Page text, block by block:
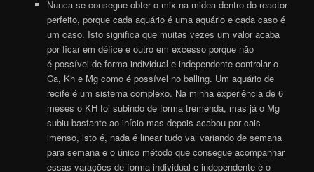
Nunca se consegue obter o mix na midea dentro do reactor
perfeito, porque cada aquário é uma aquário e cada caso é
um caso. Isto significa que muitas vezes um valor acaba
por ficar em défice e outro em excesso porque não
é possível de forma individual e independente controlar o
Ca, Kh e Mg como é possível no balling. Um aquário de
recife é um sistema complexo. Na minha experiência de 6
meses o KH foi subindo de forma tremenda, mas já o Mg
subiu bastante ao início mas depois acabou por cais
imenso, isto é, nada é linear tudo vai variando de semana
para semana e o único método que consegue acompanhar
essas varações de forma individual e independente é o